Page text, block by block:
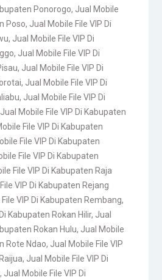
Ponorogo, Jual Mobile
Poso, Jual Mobile File VIP Di
, Jual Mobile File VIP Di
, Jual Mobile File VIP Di
, Jual Mobile File VIP Di
, Jual Mobile File VIP Di
, Jual Mobile File VIP Di
Jual Mobile File VIP Di Kabupaten
File VIP Di Kabupaten
File VIP Di Kabupaten
File VIP Di Kabupaten
File VIP Di Kabupaten Raja
VIP Di Kabupaten Rejang
VIP Di Kabupaten Rembang,
Kabupaten Rokan Hilir, Jual
Rokan Hulu, Jual Mobile
Rote Ndao, Jual Mobile File VIP
, Jual Mobile File VIP Di
, Jual Mobile File VIP Di